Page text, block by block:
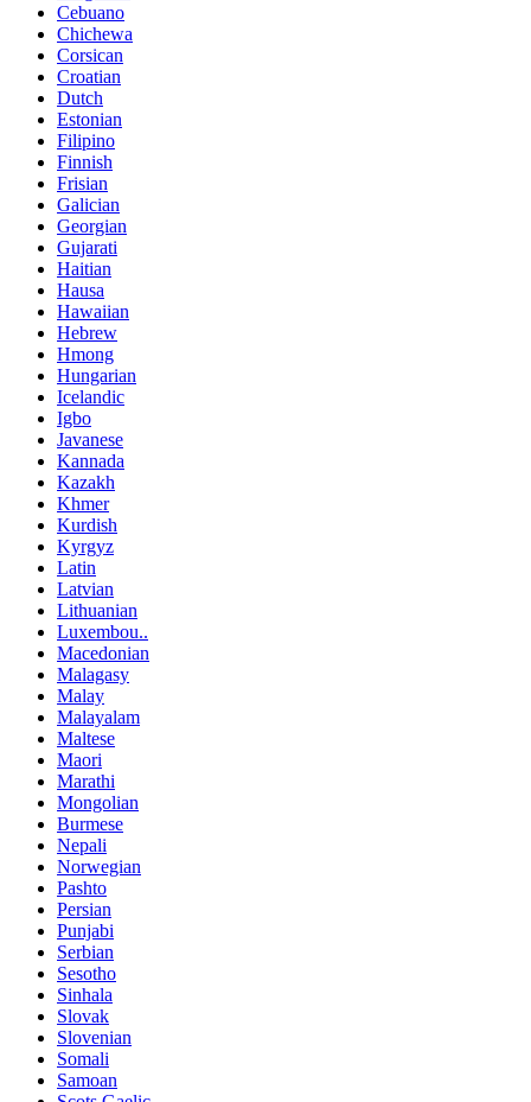
Cebuano
Chichewa
Corsican
Croatian
Dutch
Estonian
Filipino
Finnish
Frisian
Galician
Georgian
Gujarati
Haitian
Hausa
Hawaiian
Hebrew
Hmong
Hungarian
Icelandic
Igbo
Javanese
Kannada
Kazakh
Khmer
Kurdish
Kyrgyz
Latin
Latvian
Lithuanian
Luxembou..
Macedonian
Malagasy
Malay
Malayalam
Maltese
Maori
Marathi
Mongolian
Burmese
Nepali
Norwegian
Pashto
Persian
Punjabi
Serbian
Sesotho
Sinhala
Slovak
Slovenian
Somali
Samoan